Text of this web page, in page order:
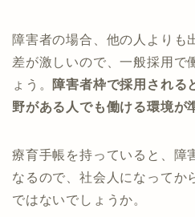
障害者の場合、他の人よりも
差が激しいので、一般採用で
ょう。 障害者枠で採用される
野がある人でも働ける環境が
療育手帳を持っていると、障
なるので、社会人になってか
ではないでしょうか。